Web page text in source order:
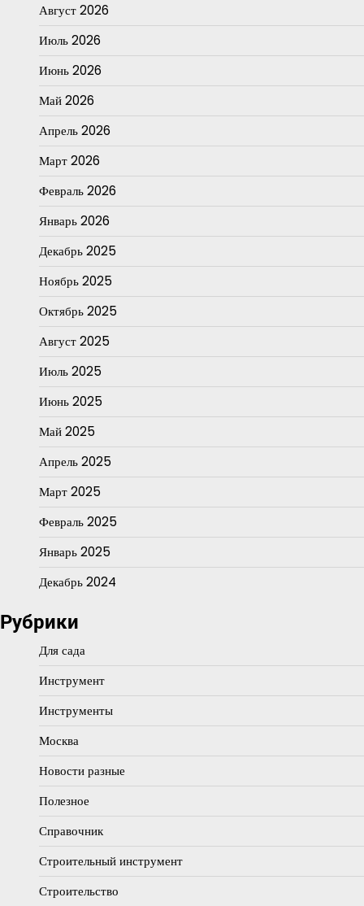
Август 2026
Июль 2026
Июнь 2026
Май 2026
Апрель 2026
Март 2026
Февраль 2026
Январь 2026
Декабрь 2025
Ноябрь 2025
Октябрь 2025
Август 2025
Июль 2025
Июнь 2025
Май 2025
Апрель 2025
Март 2025
Февраль 2025
Январь 2025
Декабрь 2024
Рубрики
Для сада
Инструмент
Инструменты
Москва
Новости разные
Полезное
Справочник
Строительный инструмент
Строительство